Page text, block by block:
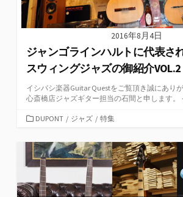
2016年8月4日
ジャンゴラインハルトに代表さ
スウィングジャズの御紹介VOL.2
イシバシ楽器Guitar Questをご覧頂き誠にあり
心斎橋店ジャズギター担当の石間と申します。
カ
ゴ
リ
ー
DUPONT / ジャズ / 特集